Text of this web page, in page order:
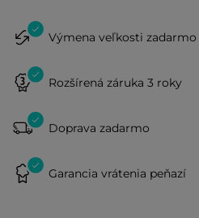
Výmena veľkosti zadarmo
Rozšírená záruka 3 roky
Doprava zadarmo
Garancia vrátenia peňazí